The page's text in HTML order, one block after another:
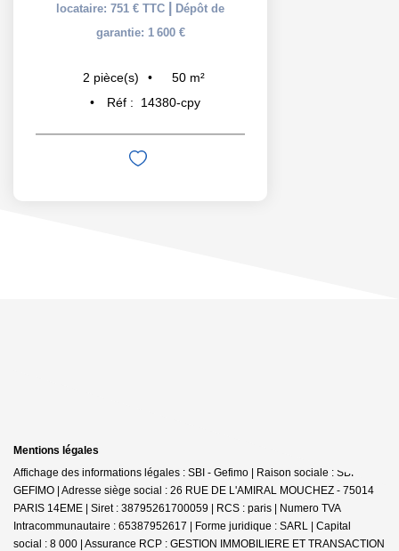
locataire: 751 € TTC
Dépôt de
garantie: 1 600 €
2 pièce(s) 50 m²
Réf :
14380-cpy
Mentions légales
Affichage des informations légales : SBI - Gefimo | Raison sociale : SBI
GEFIMO | Adresse siège social : 26 RUE DE L'AMIRAL MOUCHEZ - 75014
PARIS 14EME | Siret : 38795261700059 | RCS : paris | Numero TVA
Intracommunautaire : 65387952617 | Forme juridique : SARL | Capital
social : 8 000 | Assurance RCP : GESTION IMMOBILIERE ET TRANSACTION